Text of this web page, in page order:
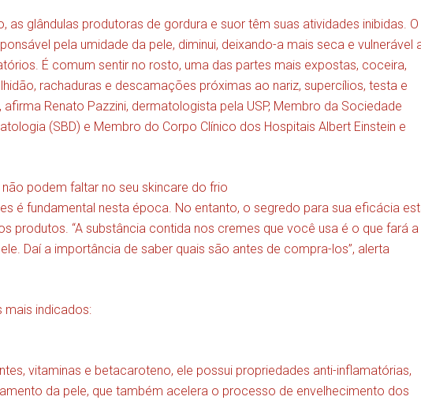
as glândulas produtoras de gordura e suor têm suas atividades inibidas. O
pela umidade da pele, diminui, deixando-a mais seca e vulnerável
É comum sentir no rosto, uma das partes mais expostas, coceira,
rachaduras e descamações próximas ao nariz, supercílios, testa e
afirma Renato Pazzini, dermatologista pela USP, Membro da Sociedade
(SBD) e Membro do Corpo Clínico dos Hospitais Albert Einstein e
não podem faltar no seu skincare do frio
é fundamental nesta época. No entanto, o segredo para sua eficácia
produtos. “A substância contida nos cremes que você usa é o que fará a
Daí a importância de saber quais são antes de compra-los”, alerta
mais indicados:
vitaminas e betacaroteno, ele possui propriedades anti-inflamatórias,
da pele, que também acelera o processo de envelhecimento dos